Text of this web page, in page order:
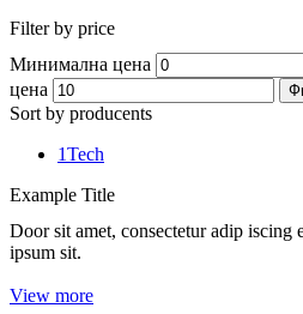
Filter by price
Минимална цена
цена
Sort by producents
1Tech
Example Title
Door sit amet, consectetur adip iscing
ipsum sit.
View more